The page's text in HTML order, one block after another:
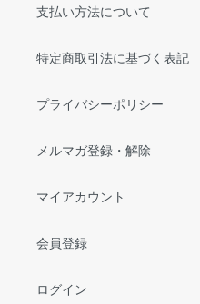
支払い方法について
特定商取引法に基づく表記
プライバシーポリシー
メルマガ登録・解除
マイアカウント
会員登録
ログイン